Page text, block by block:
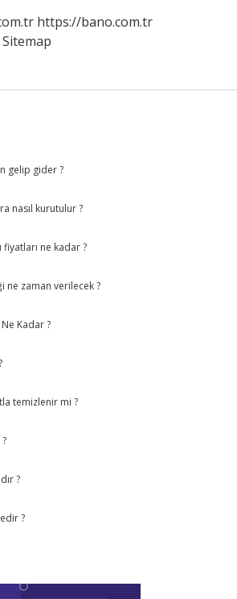
https://bano.com.tr
Sitemap
gelip gider ?
nasıl kurutulur ?
fiyatları ne kadar ?
ne zaman verilecek ?
Kadar ?
temizlenir mi ?
?
?